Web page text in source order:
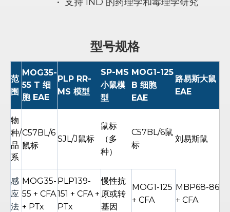
型号规格
范
围
MOG35-
55 T 细
胞 EAE
PLP RR-
MS 模型
SP-MS
小鼠模
型
MOG1-125
B 细胞
EAE
路易斯大鼠
EAE
物
种/
品
系
C57BL/6
鼠标
SJL/J鼠标
鼠标
（多
种）
C57BL/6鼠
标
刘易斯鼠
感
应
法
MOG35-
55 + CFA
+ PTx
PLP139-
151 + CFA +
PTx
慢性抗
原或转
基因
MOG1-125
+ CFA
MBP68-86
+ CFA